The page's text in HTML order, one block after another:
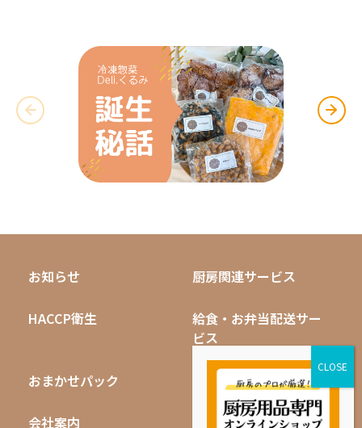
お知らせ 厨房関連サービス
HACCP衛生
給食・お弁当配送サー
ビス
おまかせパック 無料キャンペーン
会社案内 採用情報